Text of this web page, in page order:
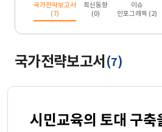
국가전략보고서
(7)
최신동향
(0)
이슈
인포그래픽 (2)
국가전략보고서 (7)
시민교육의 토대 구축